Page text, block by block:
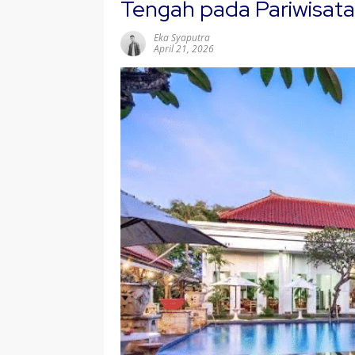
Tengah pada Pariwisata
Eka Syaputra
April 21, 2026